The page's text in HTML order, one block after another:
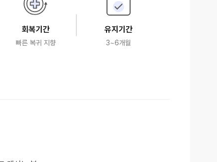
회복기간
빠른 복귀 지향
유지기간
3~6개월